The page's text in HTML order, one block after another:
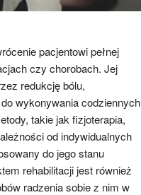
pacjentowi pełnej
czy chorobach. Jej
redukcję bólu,
wykonywania codziennych
takie jak fizjoterapia,
od indywidualnych
do jego stanu
rehabilitacji jest również
radzenia sobie z nim w